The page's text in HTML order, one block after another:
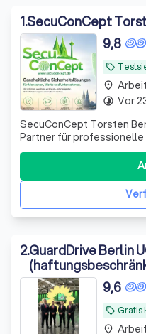
1.SecuConCept
local_offer
9,8
SecuConCept Torsten
Partner für
SecuConCept Torsten
für zuverlässige,
Sicherheitslösungen für
Energieversorger und
place
timelapse Vor
2.GuardDrive Berlin
local_offer Gratis
9,6
place